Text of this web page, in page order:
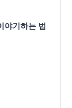
야기하는 법